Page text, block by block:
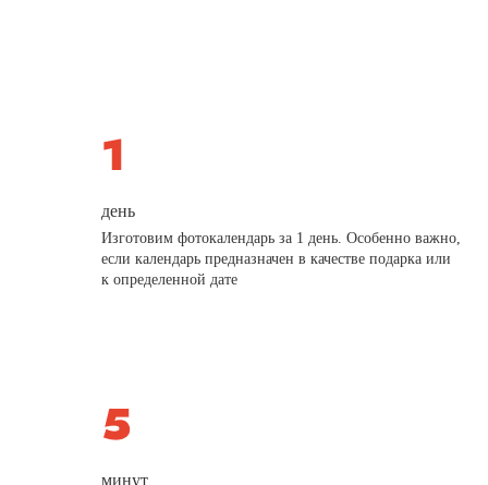
день
Изготовим фотокалендарь за 1 день. Особенно важно,
если календарь предназначен в качестве подарка или
к определенной дате
минут